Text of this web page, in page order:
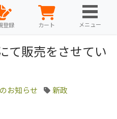
登録 カート メニュー
て販売をさせてい
お知らせ 新政